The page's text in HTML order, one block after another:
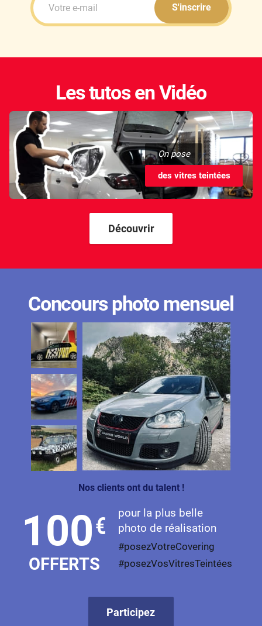
S'inscrire
Les tutos en Vidéo
On pose
des vitres teintées
Découvrir
Concours photo mensuel
Nos clients ont du talent !
100€
OFFERTS
pour la plus belle
photo de réalisation
#posezVotreCovering
#posezVosVitresTeintées
Participez